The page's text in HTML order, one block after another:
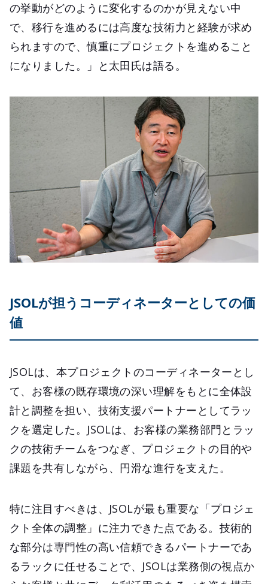
の挙動がどのように変化するのかが見えない中
で、移行を進めるには高度な技術力と経験が求め
られますので、慎重にプロジェクトを進めること
になりました。」と太田氏は語る。
JSOLが担うコーディネーターとしての価
値
JSOLは、本プロジェクトのコーディネーターとし
て、お客様の既存環境の深い理解をもとに全体設
計と調整を担い、技術支援パートナーとしてラッ
クを選定した。JSOLは、お客様の業務部門とラッ
クの技術チームをつなぎ、プロジェクトの目的や
課題を共有しながら、円滑な進行を支えた。
特に注目すべきは、JSOLが最も重要な「プロジェ
クト全体の調整」に注力できた点である。技術的
な部分は専門性の高い信頼できるパートナーであ
るラックに任せることで、JSOLは業務側の視点か